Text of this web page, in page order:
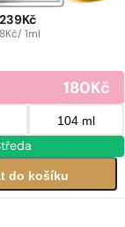
239 Kč
8Kč/ 1ml
180 Kč
104 ml
do košíku